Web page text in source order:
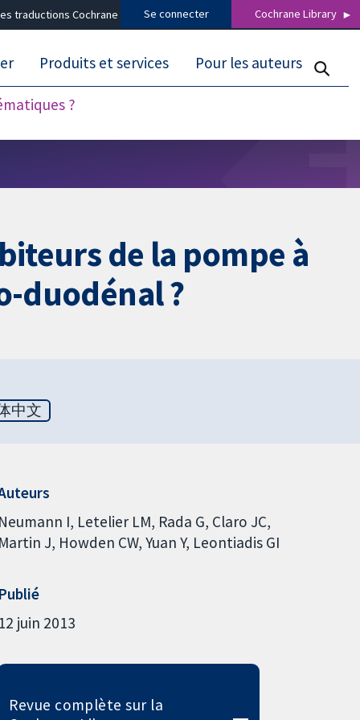
traductions Cochrane Se connecter Cochrane Library
?
Produits et services Pour les auteurs
de la pompe à
duodénal ?
中文
Neumann I Letelier LM Rada G Claro JC
Martin J Howden CW Yuan Y Leontiadis GI
Publié
12 juin 2013
Revue complète sur la